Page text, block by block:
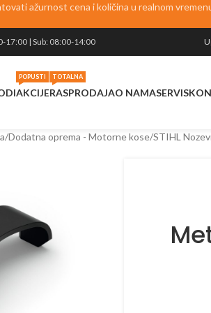
ažurnost cena i količina u realnom
17:00 | Sub: 08:00-14:00
AKCIJE
POPUSTI
RASPRODAJA
TOTALNA
O NAMASERVIS
Dodatna oprema - Motorne kose STIHL